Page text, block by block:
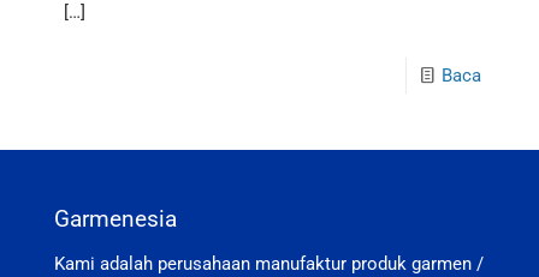
[…]
Baca
Garmenesia
Kami adalah perusahaan manufaktur produk garmen /